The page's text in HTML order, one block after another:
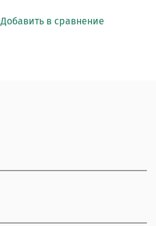
Добавить в сравнение